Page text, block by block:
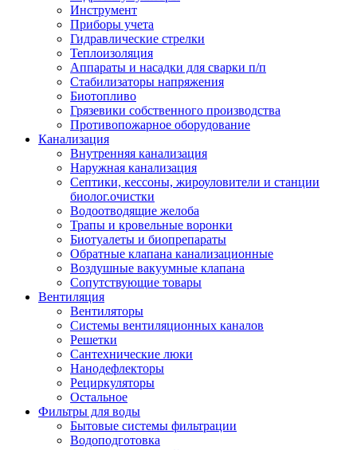
Инструмент
Приборы учета
Гидравлические стрелки
Теплоизоляция
Аппараты и насадки для сварки п/п
Стабилизаторы напряжения
Биотопливо
Грязевики собственного производства
Противопожарное оборудование
Канализация
Внутренняя канализация
Наружная канализация
Септики, кессоны, жироуловители и станции
биолог.очистки
Водоотводящие желоба
Трапы и кровельные воронки
Биотуалеты и биопрепараты
Обратные клапана канализационные
Воздушные вакуумные клапана
Сопутствующие товары
Вентиляция
Вентиляторы
Системы вентиляционных каналов
Решетки
Сантехнические люки
Нанодефлекторы
Рециркуляторы
Остальное
Фильтры для воды
Бытовые системы фильтрации
Водоподготовка